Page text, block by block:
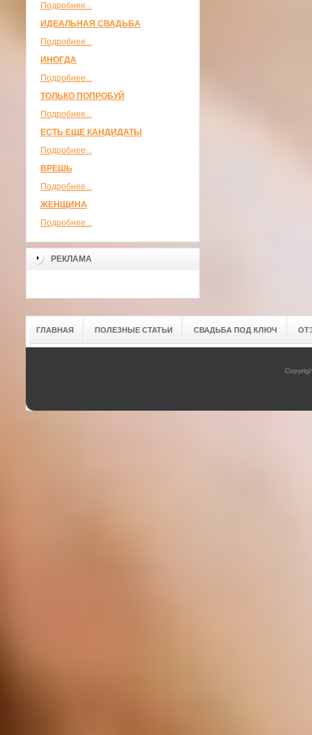
Подробнее...
ИДЕАЛЬНАЯ СВАДЬБА
Подробнее...
ИНОГДА
Подробнее...
ТОЛЬКО ПОПРОБУЙ
Подробнее...
ЕСТЬ ЕЩЕ КАНДИДАТЫ
Подробнее...
ВРЕШЬ
Подробнее...
ЖЕНЩИНА
Подробнее...
РЕКЛАМА
ГЛАВНАЯ ПОЛЕЗНЫЕ СТАТЬИ СВАДЬБА ПОД КЛЮЧ